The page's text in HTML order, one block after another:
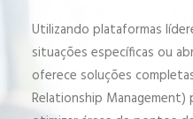
Utilizando plataformas
situações específicas ou
oferece soluções
Relationship Management)